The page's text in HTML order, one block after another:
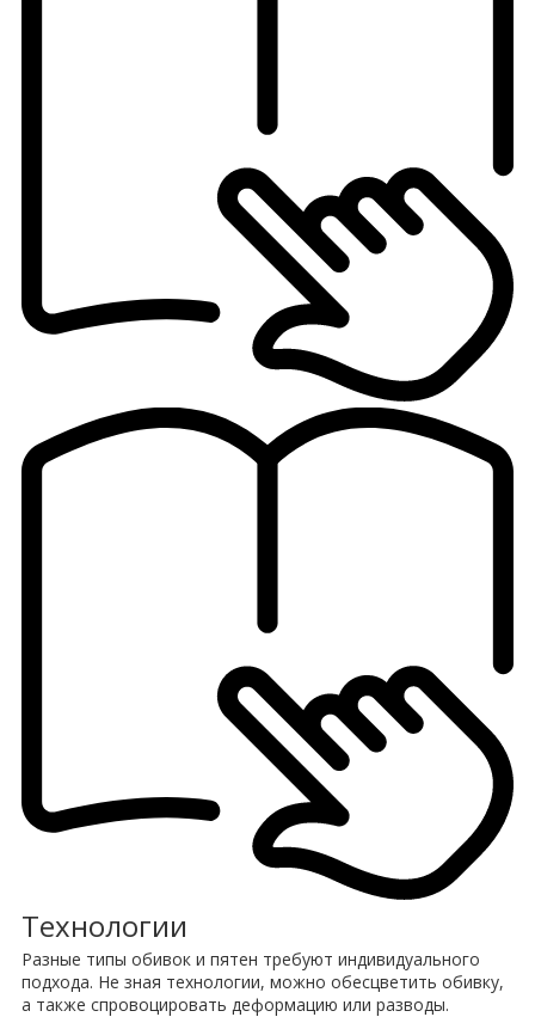
Технологии
Разные типы обивок и пятен требуют индивидуального
подхода. Не зная технологии, можно обесцветить обивку,
а также спровоцировать деформацию или разводы.